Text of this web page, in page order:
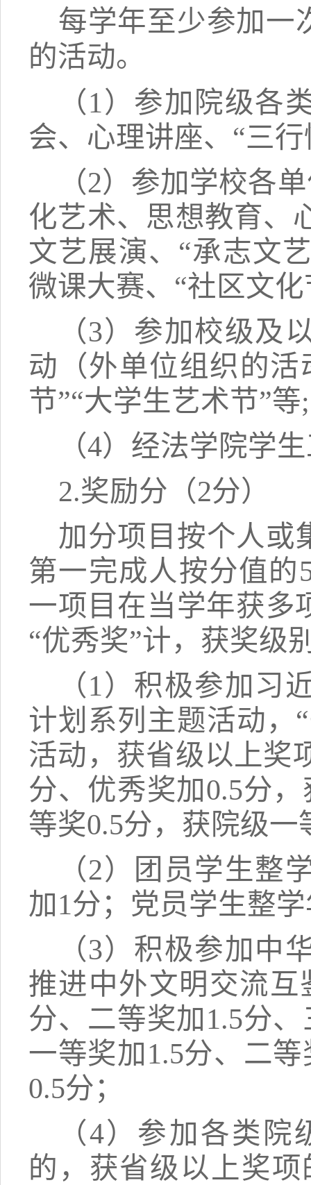
每学年至少参加一
的活动。
（1 ） 参加院级各
会、心理讲座、 “三
（2）参加学校各
化艺术、 思想教育、
文艺展演、“承志文
微课大赛、 “社区文
（3） 参加校级及
动（外单位组织的
节”“大学生艺术节”等;
（4）经法学院学
2.奖励分（2分）
加分项目按个人或
第一完成人按分值的
一项目在当学年获多
“优秀奖”计，获奖级
（1） 积极参加习
计划系列主题活动 ， “
活动， 获省级以上奖
分、优秀奖加0.5分，
等奖0.5分，获院级一
（2）
团员学生整
加1分； 党员学生整
（3） 积极参加中
推进中外文明交流
分、二等奖加1.5分
一等奖加1.5分、二
0.5分；
（4） 参加各类院
的，获省级以上奖